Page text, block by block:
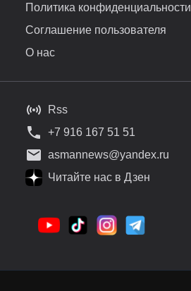
Политика конфиденциальности
Соглашение пользователя
О нас
Rss
+7 916 167 51 51
asmannews@yandex.ru
Читайте нас в Дзен